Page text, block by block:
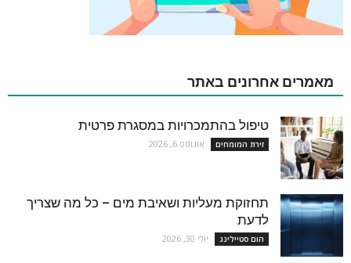
מאמרים אחרונים באתר
טיפול בהתמכרויות במסגרת פרטית
זירת המומחים אוגוסט 6, 2026
תחזוקת מעליות ושאיבת מים – כל מה שצריך
לדעת
הום סטיילינג יולי 30, 2026